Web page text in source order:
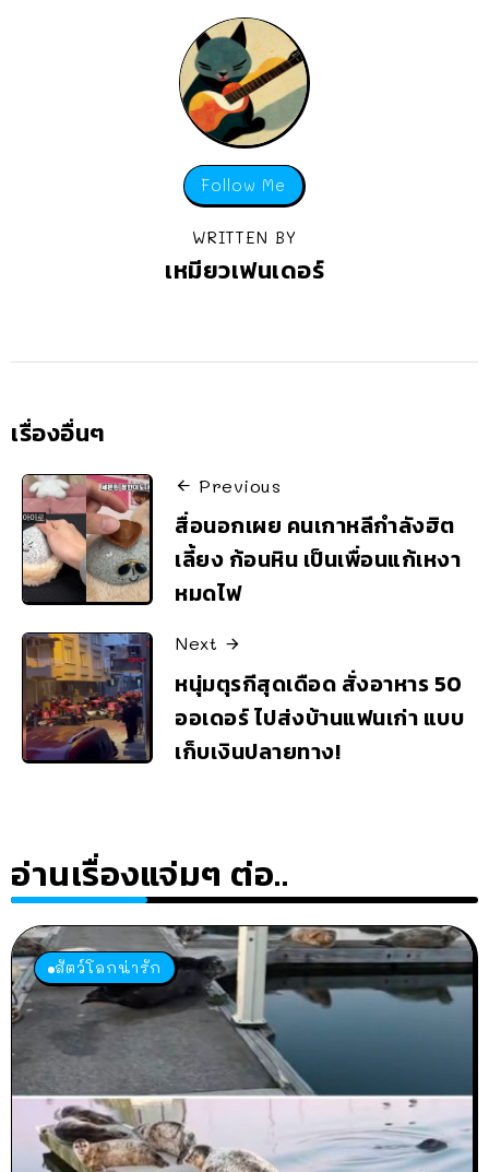
Follow Me
WRITTEN BY
เหมียวเฟนเดอร์
เรื่องอื่นๆ
Previous
สื่อนอกเผย คนเกาหลีกำลังฮิต
เลี้ยง ก้อนหิน เป็นเพื่อนแก้เหงา
หมดไฟ
Next
หนุ่มตุรกีสุดเดือด สั่งอาหาร 50
ออเดอร์ ไปส่งบ้านแฟนเก่า แบบ
เก็บเงินปลายทาง!
อ่านเรื่องแจ่มๆ ต่อ..
สัตว์โลกน่ารัก